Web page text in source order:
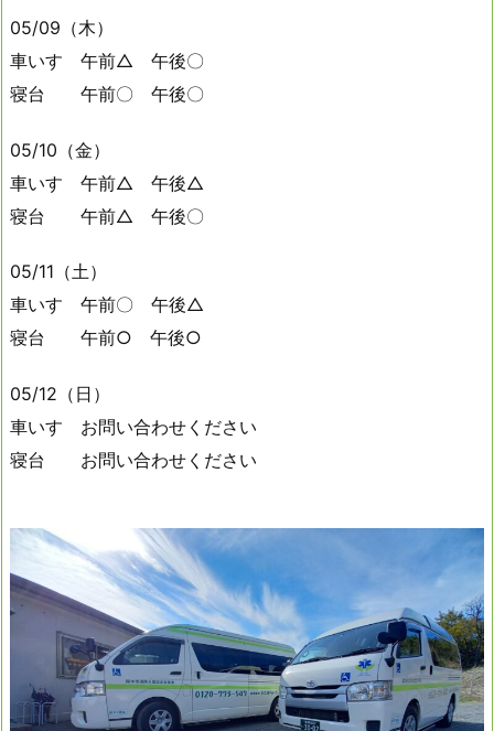
05/09（木）
車いす 午前△ 午後〇
寝台 午前〇 午後〇
05/10（金）
車いす 午前△ 午後△
寝台 午前△ 午後〇
05/11（土）
車いす 午前〇 午後△
寝台 午前○ 午後○
05/12（日）
車いす お問い合わせください
寝台 お問い合わせください